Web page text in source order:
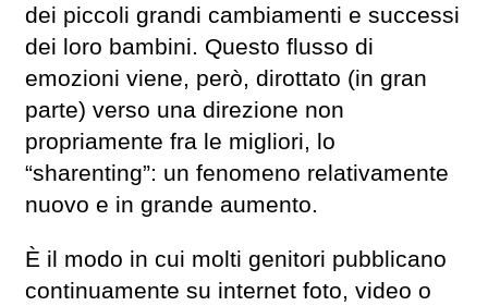
dei piccoli grandi cambiamenti e successi
dei loro bambini. Questo flusso di
emozioni viene, però, dirottato (in gran
parte) verso una direzione non
propriamente fra le migliori, lo
“sharenting”: un fenomeno relativamente
nuovo e in grande aumento.
È il modo in cui molti genitori pubblicano
continuamente su internet foto, video o